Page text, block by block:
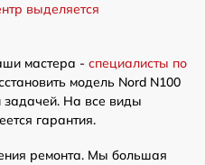
выделяется
мастера - специалисты по
модель Nord N100
задачей. На все виды
гарантия.
ремонта. Мы большая